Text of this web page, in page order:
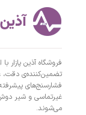
فروشگاه آذین پازار
تضمین‌کننده‌ی
فشارسنج‌های
غیرتماسی و شیر
می‌شوند.